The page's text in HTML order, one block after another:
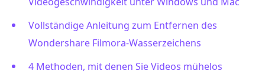
Vollständige Anleitung zum Entfernen des
Wondershare Filmora-Wasserzeichens
4 Methoden, mit denen Sie Videos mühelos